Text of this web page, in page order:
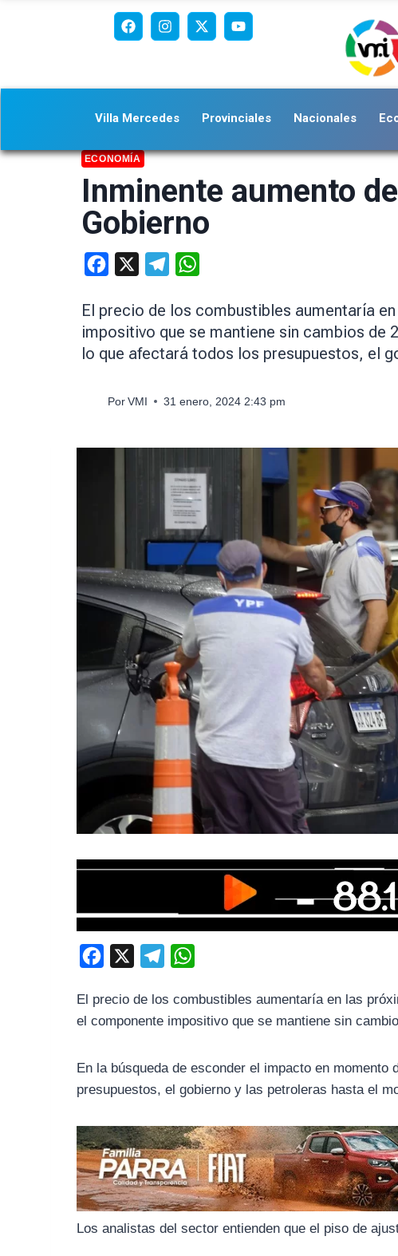
Villa Mercedes Provinciales Nacionales
ECONOMÍA
Inminente aumento
Gobierno
Facebook Telegram
El precio de los combustibles aumentaría
impositivo que se mantiene sin cambios de
lo que afectará todos los presupuestos, el
Por VMI 31 enero, 2024 2:43 pm
c
e
o
o
k
l
e
r
m
a
t
A
p
El precio de los combustibles aumentaría en las
el componente impositivo que se mantiene sin
En la búsqueda de esconder el impacto en
presupuestos, el gobierno y las petroleras hasta el
Los analistas del sector entienden que el piso de